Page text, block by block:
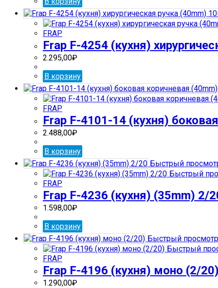
FRAP
Frap F-4254 (кухня)
2.295,00₽
В корзину
FRAP
Frap F-4101-14 (кухня)
2.488,00₽
В корзину
Быстрый
Быстрый
FRAP
Frap F-4236 (кухня) (35mm) 2/
1.598,00₽
В корзину
Быстрый просмотр
Быстрый
FRAP
Frap F-4196 (кухня) моно (2/
1.290,00₽